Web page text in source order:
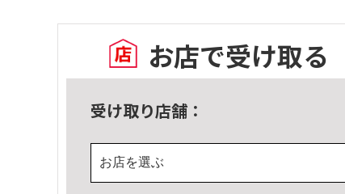
お店で受け取る
受け取り店舗：
お店を選ぶ